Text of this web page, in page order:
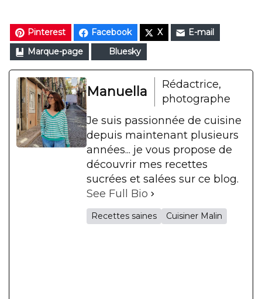
Pinterest Facebook X
E-mail
Marque-page
Bluesky
Manuella
Rédactrice,
photographe
Je suis passionnée de cuisine
depuis maintenant plusieurs
années... je vous propose de
découvrir mes recettes
sucrées et salées sur ce blog.
See Full Bio
Recettes saines Cuisiner Malin